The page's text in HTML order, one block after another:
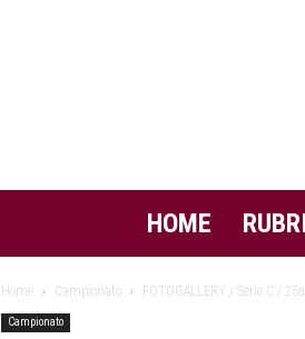
HOME
Home Campionato FOTOGALLERY / Serie C /
Campionato